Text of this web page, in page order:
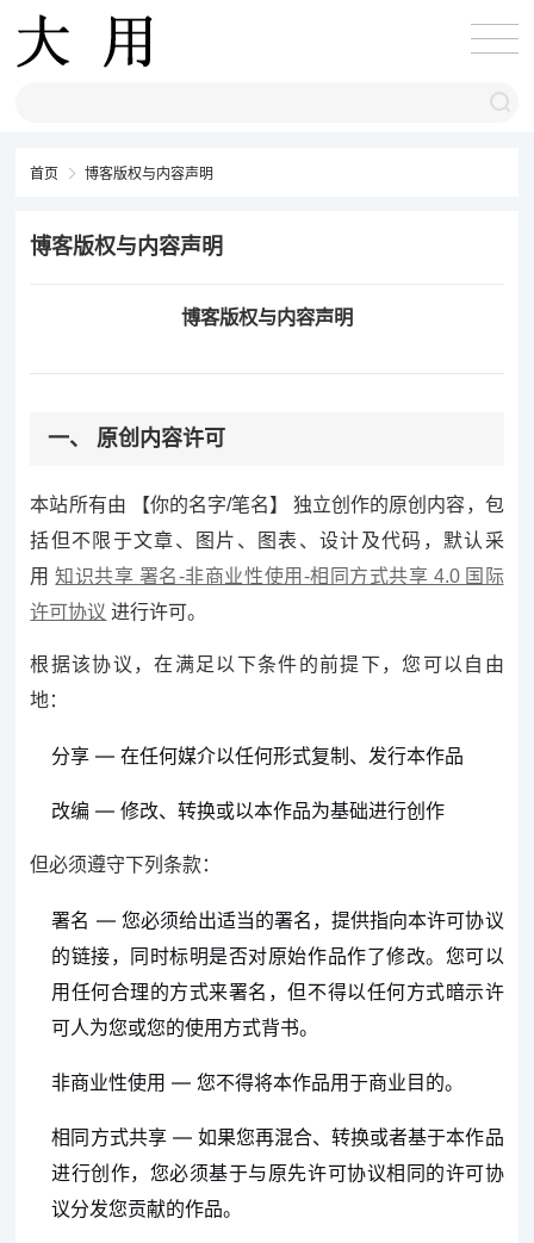
首页 博客版权与内容声明
博客版权与内容声明
博客版权与内容声明
一、 原创内容许可
本站所有由 【你的名字/笔名】 独立创作的原创内容，包
括但不限于文章、图片、图表、设计及代码，默认采
用知识共享 署名-非商业性使用-相同方式共享 4.0 国际
许可协议 进行许可。
根据该协议，在满足以下条件的前提下，您可以自由
地：
分享 — 在任何媒介以任何形式复制、发行本作品
改编 — 修改、转换或以本作品为基础进行创作
但必须遵守下列条款：
署名 — 您必须给出适当的署名，提供指向本许可协议
的链接，同时标明是否对原始作品作了修改。您可以
用任何合理的方式来署名，但不得以任何方式暗示许
可人为您或您的使用方式背书。
非商业性使用 — 您不得将本作品用于商业目的。
相同方式共享 — 如果您再混合、转换或者基于本作品
进行创作，您必须基于与原先许可协议相同的许可协
议分发您贡献的作品。